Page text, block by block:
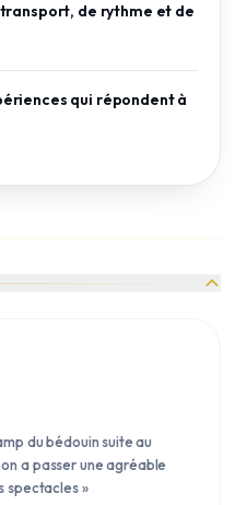
de rythme et de
qui répondent à
du bédouin suite au
a passer une agréable
spectacles»